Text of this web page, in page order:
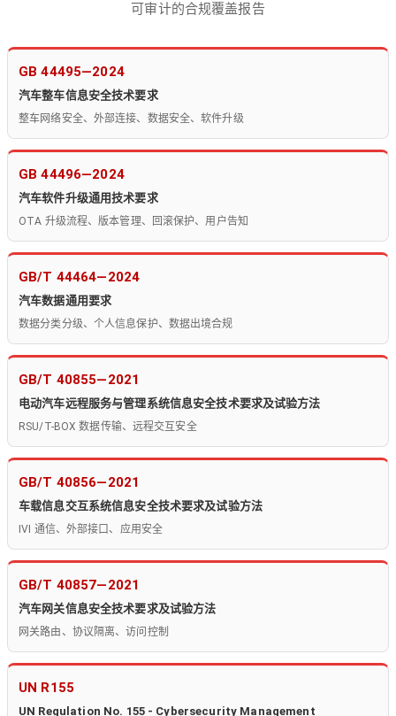
可审计的合规覆盖报告
GB 44495—2024
汽车整车信息安全技术要求
整车网络安全、外部连接、数据安全、软件升级
GB 44496—2024
汽车软件升级通用技术要求
OTA 升级流程、版本管理、回滚保护、用户告知
GB/T 44464—2024
汽车数据通用要求
数据分类分级、个人信息保护、数据出境合规
GB/T 40855—2021
电动汽车远程服务与管理系统信息安全技术要求及试验方法
RSU/T-BOX 数据传输、远程交互安全
GB/T 40856—2021
车载信息交互系统信息安全技术要求及试验方法
IVI 通信、外部接口、应用安全
GB/T 40857—2021
汽车网关信息安全技术要求及试验方法
网关路由、协议隔离、访问控制
UN R155
UN Regulation No. 155 - Cybersecurity Management